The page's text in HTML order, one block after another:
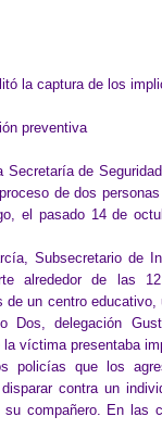
la captura de los
preventiva
de
de dos
el pasado 14 de
Subsecretario de
alrededor de las
un centro
Dos, delegación
víctima presentaba
policías que los
contra un
compañero. En las